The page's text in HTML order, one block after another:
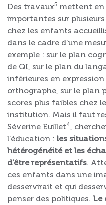
Des travaux5 mettent en
importantes sur
chez les enfants
dans le cadre d’une
exemple : sur le plan
de QI, sur le plan du
inférieures en
orthographe, sur le plan
scores plus faibles chez
institution. Mais il faut
Séverine Euillet4
,
l’éducation : les
hétérogénéité et les
d’être représentatifs.
ces enfants dans une
desservirait et qui
penser des politiques. Le